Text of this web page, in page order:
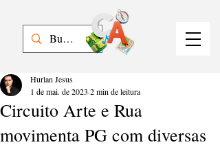
Circuito Arte e Rua
movimenta PG com diversas
Hurlan Jesus
1 de mai. de 2023 2 min de leitura